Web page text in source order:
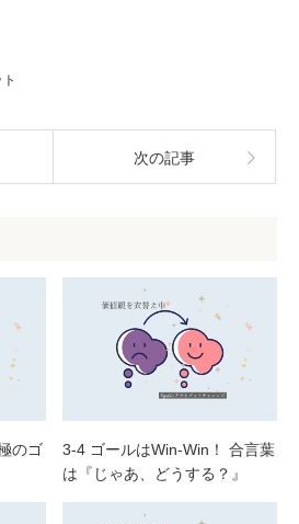
次の記事
のゴ
3-4 ゴールはWin-Win！ 合言葉
は『じゃあ、どうする？』